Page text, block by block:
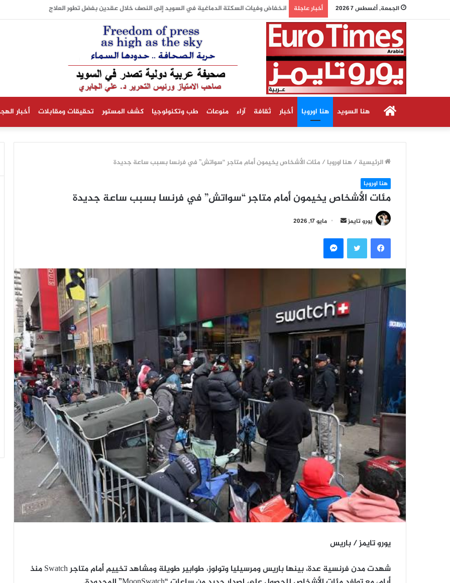
الجمعة, أغسطس 7 2026 أخبار عاجلة انخفاض وفيات السكتة الدماغية في السويد إلى النصف خلال عقدين بفضل تطور العلاج
الرئيسيةهنا السويد هنا اوروبا أخبار ثقافة آراء منوعات طب وتكنولوجيا كشف المستور تحقيقات ومقابلات أخبار
الرئيسية / هنا اوروبا / مئات الأشخاص يخيمون أمام متاجر “سواتش” في فرنسا بسبب ساعة جديدة
هنا اوروبا
مئات الأشخاص يخيمون أمام متاجر “سواتش” في فرنسا بسبب ساعة جديدة
يورو تايمز
أرسل
إلكترونيا
مايو 17, 2026
فيسبوكتويتر ماسنجر
يورو تايمز / باريس
شهدت مدن فرنسية عدة، بينها باريس ومرسيليا وتولوز، طوابير طويلة ومشاهد تخييم أمام متاجر Swatch منذ